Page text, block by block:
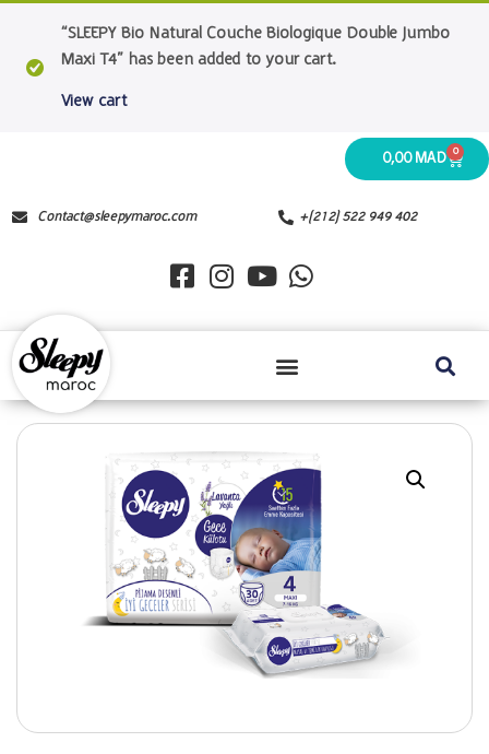
View cart
“SLEEPY Bio Natural Couche Biologique Double Jumbo
Maxi T4” has been added to your cart.
+(212) 522 949 402
Contact@sleepymaroc.com
0,00 MAD 0